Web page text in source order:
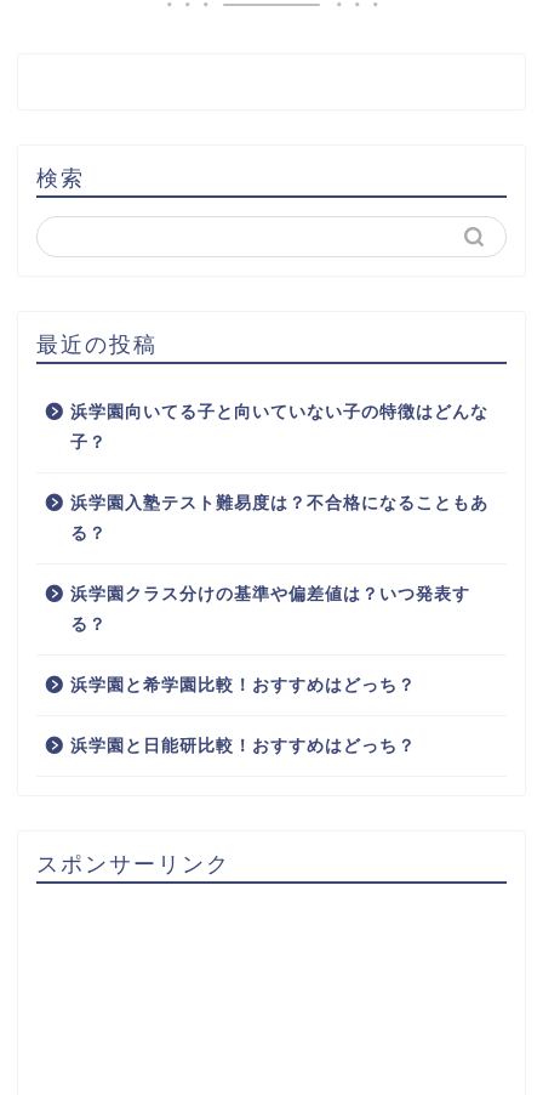
検索
最近の投稿
浜学園向いてる子と向いていない子の特徴はどんな
子？
浜学園入塾テスト難易度は？不合格になることもあ
る？
浜学園クラス分けの基準や偏差値は？いつ発表す
る？
浜学園と希学園比較！おすすめはどっち？
浜学園と日能研比較！おすすめはどっち？
スポンサーリンク